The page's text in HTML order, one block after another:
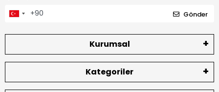
Gönder
Kurumsal
Kategoriler